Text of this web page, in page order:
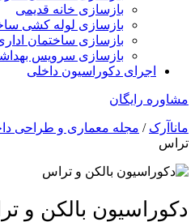
بازسازی خانه قدیمی
بازسازی لوله کشی
بازسازی ساختمان
بازسازی سرویس
اجرای دکوراسیون داخلی
مشاوره رایگان
ماناآرک / مجله معماری و طراحی
تراس
دکوراسیون بالکن و